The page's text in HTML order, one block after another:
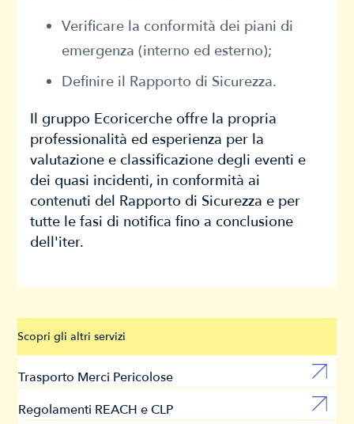
Verificare la conformità dei piani di
emergenza (interno ed esterno);
Definire il Rapporto di Sicurezza.
Il gruppo Ecoricerche offre la propria
professionalità ed esperienza per la
valutazione e classificazione degli eventi e
dei quasi incidenti, in conformità ai
contenuti del Rapporto di Sicurezza e per
tutte le fasi di notifica fino a conclusione
dell'iter.
Scopri gli altri servizi
Trasporto Merci Pericolose
Regolamenti REACH e CLP